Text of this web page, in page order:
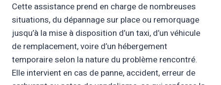
Cette assistance prend en charge de nombreuses
situations, du dépannage sur place ou remorquage
jusqu’à la mise à disposition d’un taxi, d’un véhicule
de remplacement, voire d’un hébergement
temporaire selon la nature du problème rencontré.
Elle intervient en cas de panne, accident, erreur de